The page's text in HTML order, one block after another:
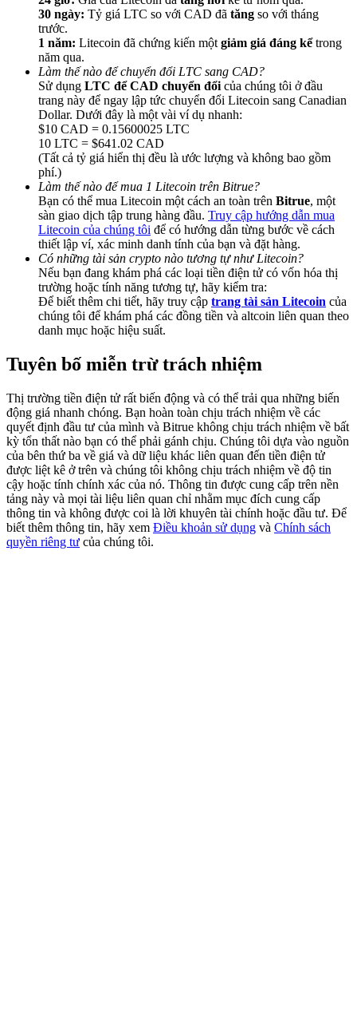
BTC Welcome Rewards
BTC Welcome Rewards
Deposit & Trade BTC to Share 25000 USDT prize pool!
Deposit CASHCAT & Win
Exclusive for BitMart Users
Register & Trade to Win 500,000 USDT
Precious Metals Trading Carnival
Trade Gold & Silver · 33,333 USDT Bonus
30 ngày: Tỷ giá LTC so với CAD đã tăng so với tháng
trước.
1 năm: Litecoin đã chứng kiến một giảm giá đáng kểtrong
năm qua.
Làm thế nào để chuyển đổi LTC sang CAD?
Sử dụng LTC để CAD chuyển đổi của chúng tôi ở đầu
trang này để ngay lập tức chuyển đổi Litecoin sang Canadian
Dollar. Dưới đây là một vài ví dụ nhanh:
$10 CAD = 0.15600025 LTC
10 LTC = $641.02 CAD
(Tất cả tỷ giá hiển thị đều là ước lượng và không bao gồm
phí.)
Làm thế nào để mua 1 Litecoin trên Bitrue?
Bạn có thể mua Litecoin một cách an toàn trên Bitrue, một
sàn giao dịch tập trung hàng đầu. Truy cập hướng dẫn mua
Litecoin của chúng tôi để có hướng dẫn từng bước về cách
thiết lập ví, xác minh danh tính của bạn và đặt hàng.
Có những tài sản crypto nào tương tự như Litecoin?
Nếu bạn đang khám phá các loại tiền điện tử có vốn hóa thị
trường hoặc tính năng tương tự, hãy kiểm tra:
Để biết thêm chi tiết, hãy truy cập trang tài sản Litecoin của
chúng tôi để khám phá các đồng tiền và altcoin liên quan theo
danh mục hoặc hiệu suất.
Tuyên bố miễn trừ trách nhiệm
Thị trường tiền điện tử rất biến động và có thể trải qua những biến
động giá nhanh chóng. Bạn hoàn toàn chịu trách nhiệm về các
quyết định đầu tư của mình và Bitrue không chịu trách nhiệm về bất
kỳ tổn thất nào bạn có thể phải gánh chịu. Chúng tôi dựa vào nguồn
của bên thứ ba về giá và dữ liệu khác liên quan đến tiền điện tử
được liệt kê ở trên và chúng tôi không chịu trách nhiệm về độ tin
cậy hoặc tính chính xác của nó. Thông tin được cung cấp trên nền
tảng này và mọi tài liệu liên quan chỉ nhằm mục đích cung cấp
thông tin và không được coi là lời khuyên tài chính hoặc đầu tư. Để
biết thêm thông tin, hãy xem Điều khoản sử dụng và Chính sách
quyền riêng tư của chúng tôi.